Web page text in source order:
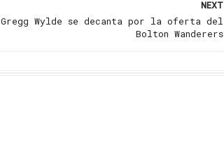
NEXT
Gregg Wylde se decanta por la oferta del
Bolton Wanderers